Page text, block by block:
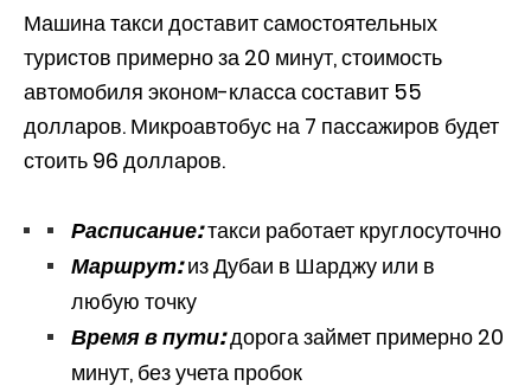
Машина такси доставит самостоятельных
туристов примерно за 20 минут, стоимость
автомобиля эконом-класса составит 55
долларов. Микроавтобус на 7 пассажиров будет
стоить 96 долларов.
Расписание:такси работает круглосуточно
Маршрут:из Дубаи в Шарджу или в
любую точку
Время в пути:дорога займет примерно 20
минут, без учета пробок